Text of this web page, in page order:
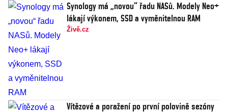
Synology má „novou“ řadu NASů. Modely Neo+
lákají výkonem, SSD a vyměnitelnou RAM
Živě.cz
Vítězové a poražení po první polovině sezóny